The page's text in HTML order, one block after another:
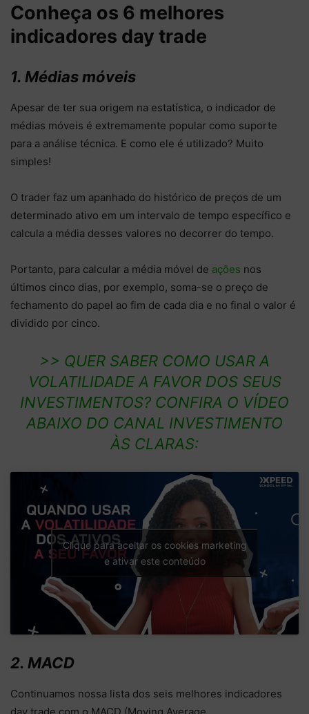
Conheça os 6 melhores
indicadores day trade
1. Médias móveis
Apesar de ter sua origem na estatística, o indicador de
médias móveis é extremamente popular como suporte
para a análise técnica. E como ele é utilizado? Muito
simples!
O trader faz um apanhado do histórico de preços de um
determinado ativo em um intervalo de tempo específico e
calcula a média desses valores no decorrer do tempo.
Portanto, para calcular a média móvel de ações nos
últimos cinco dias, por exemplo, soma-se o preço de
fechamento do papel ao fim de cada dia e no final o valor é
dividido por cinco.
>> QUER SABER COMO USAR A
VOLATILIDADE A FAVOR DOS SEUS
INVESTIMENTOS? CONFIRA O VÍDEO
ABAIXO DO CANAL INVESTIMENTO
ÀS CLARAS:
Clique para aceitar os cookies marketing
e ativar este conteúdo
2. MACD
Continuamos nossa lista dos seis melhores indicadores